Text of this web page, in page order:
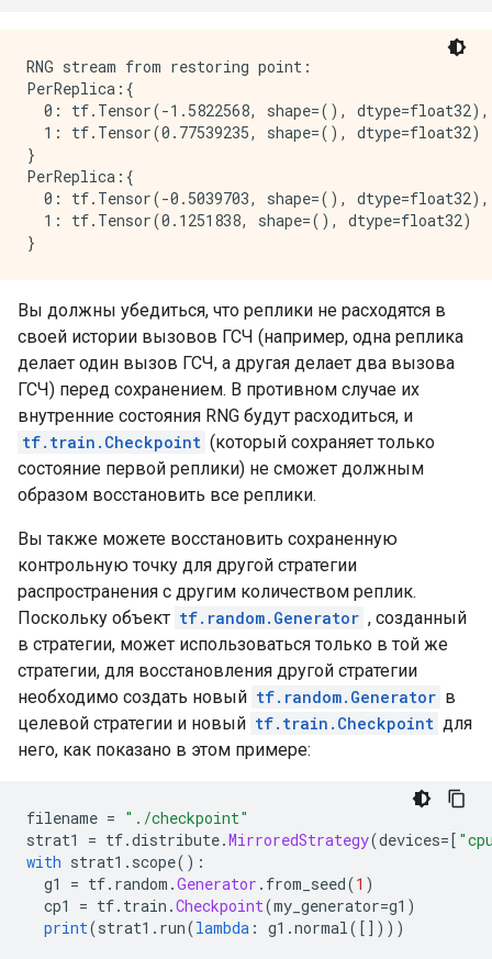
RNG stream from restoring point:
PerReplica:{
  0: tf.Tensor(-1.5822568, shape=(), dtype=float32),
  1: tf.Tensor(0.77539235, shape=(), dtype=float32)
}
PerReplica:{
  0: tf.Tensor(-0.5039703, shape=(), dtype=float32),
  1: tf.Tensor(0.1251838, shape=(), dtype=float32)
Вы должны убедиться, что реплики не расходятся в
своей истории вызовов ГСЧ (например, одна реплика
делает один вызов ГСЧ, а другая делает два вызова
ГСЧ) перед сохранением. В противном случае их
внутренние состояния RNG будут расходиться, и
tf.train.Checkpoint (который сохраняет только
состояние первой реплики) не сможет должным
образом восстановить все реплики.
Вы также можете восстановить сохраненную
контрольную точку для другой стратегии
распространения с другим количеством реплик.
Поскольку объект tf.random.Generator , созданный
в стратегии, может использоваться только в той же
стратегии, для восстановления другой стратегии
необходимо создать новый tf.random.Generator в
целевой стратегии и новый tf.train.Checkpoint для
него, как показано в этом примере:
filename = "./checkpoint"
strat1 = tf.distribute.MirroredStrategy(devices=[
with strat1 . scope():
g1 = tf. random .Generator . from_seed(1 )
cp1 = tf. train .Checkpoint(my_generator=g1 )
print(strat1 . run(lambda : g1 .normal([])))